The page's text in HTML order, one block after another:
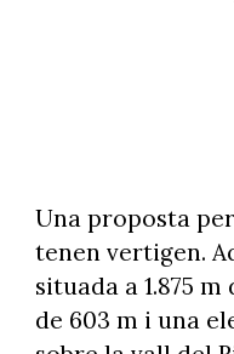
Una proposta
tenen vertigen.
situada a 1.875
de 603 m i una